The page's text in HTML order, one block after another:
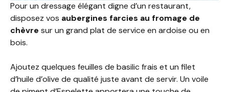
Pour un dressage élégant digne d’un restaurant,
disposez vos aubergines farcies au fromage de
chèvre sur un grand plat de service en ardoise ou en
bois.
Ajoutez quelques feuilles de basilic frais et un filet
d’huile d’olive de qualité juste avant de servir. Un voile